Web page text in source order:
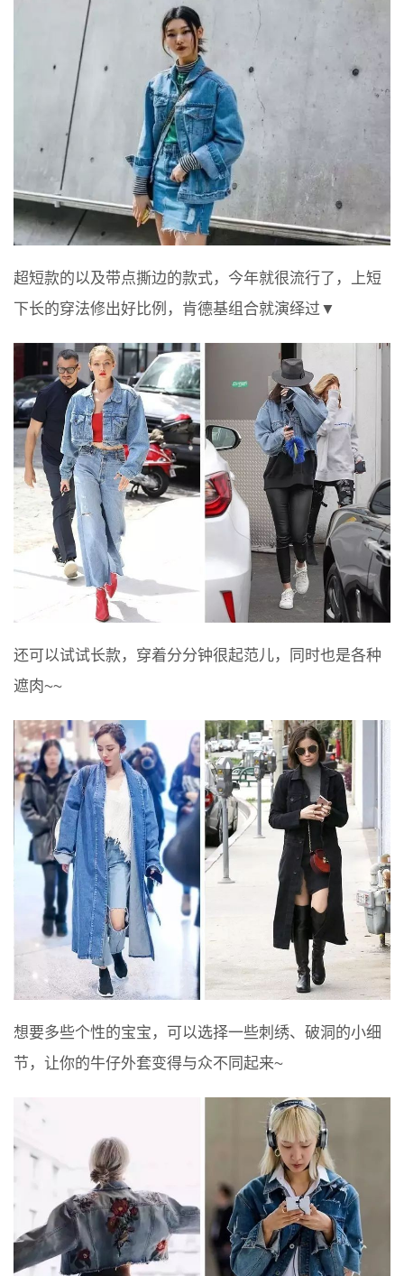
超短款的以及带点撕边的款式，今年就很流行了，上短
下长的穿法修出好比例，肯德基组合就演绎过▼
还可以试试长款，穿着分分钟很起范儿，同时也是各种
遮肉~~
想要多些个性的宝宝，可以选择一些刺绣、破洞的小细
节，让你的牛仔外套变得与众不同起来~